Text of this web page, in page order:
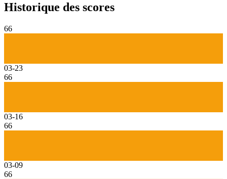
Historique des scores
66
03-23
66
03-16
66
03-09
66